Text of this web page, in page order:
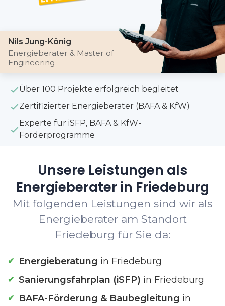
Nils Jung-König
Energieberater & Master of
Engineering
Über 100 Projekte erfolgreich begleitet
Zertifizierter Energieberater (BAFA & KfW)
Experte für iSFP, BAFA & KfW-
Förderprogramme
Unsere Leistungen als
Energieberater in Friedeburg
Mit folgenden Leistungen sind wir als
Energieberater am Standort
Friedeburg für Sie da:
Energieberatung in Friedeburg
Sanierungsfahrplan (iSFP) in Friedeburg
BAFA-Förderung & Baubegleitung in